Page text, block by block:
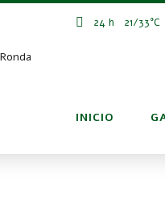
24 h 21/33°C
INICIO